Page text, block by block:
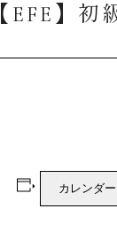
【EFE】
カレンダ